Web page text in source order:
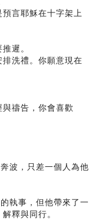
預言耶穌在十字架上
遲。
排洗禮。你願意現在
與禱告，你會喜歡
波，只差一個人為他
執事，但他帶來了一
釋與同行。